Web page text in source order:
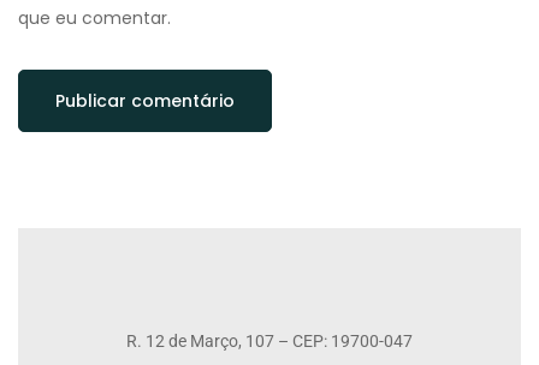
que eu comentar.
R. 12 de Março, 107 – CEP: 19700-047